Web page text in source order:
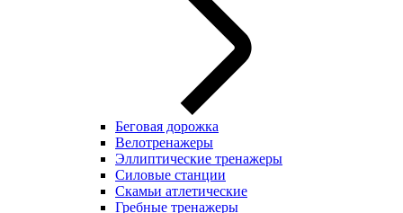
Беговая дорожка
Велотренажеры
Эллиптические тренажеры
Силовые станции
Скамьи атлетические
Гребные тренажеры